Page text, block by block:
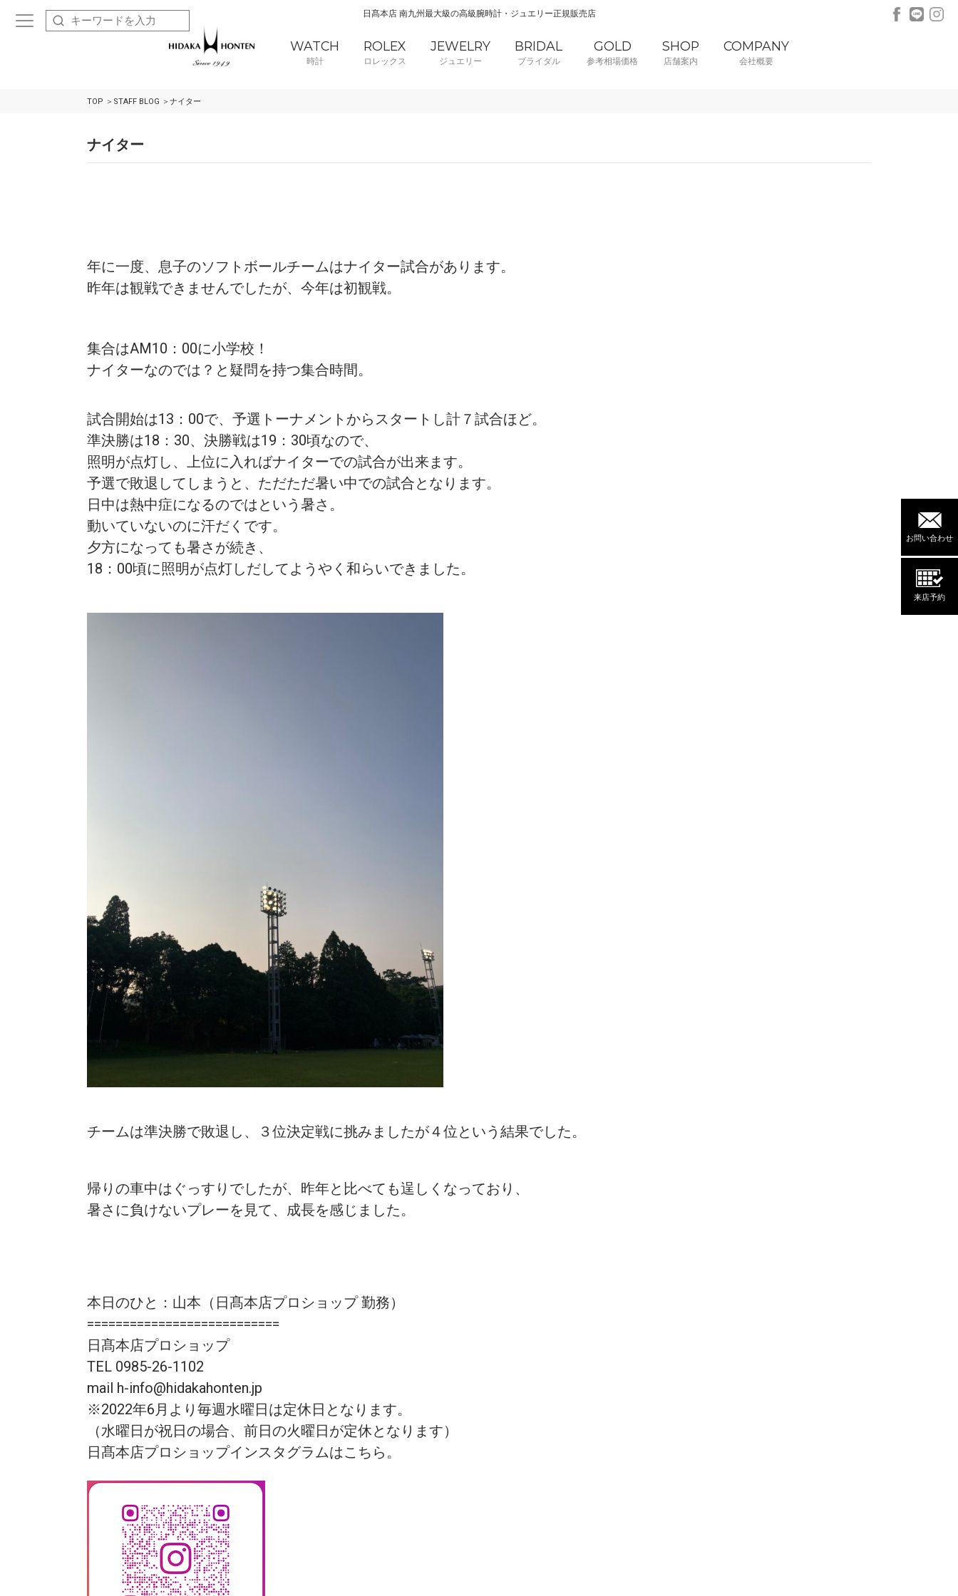
日髙本店 南九州最大級の高級腕時計・ジュエリー正規販売店
WATCH
時計
ROLEX
ロレックス
JEWELRY
ジュエリー
BRIDAL
ブライダル
GOLD
参考相場価格
SHOP
店舗案内
COMPANY
会社概要
お問い合わせ
来店予約
TOP STAFF BLOG ナイター
ナイター
年に一度、息子のソフトボールチームはナイター試合があります。
昨年は観戦できませんでしたが、今年は初観戦。
集合はAM10：00に小学校！
ナイターなのでは？と疑問を持つ集合時間。
試合開始は13：00で、予選トーナメントからスタートし計７試合ほど。
準決勝は18：30、決勝戦は19：30頃なので、
照明が点灯し、上位に入ればナイターでの試合が出来ます。
予選で敗退してしまうと、ただただ暑い中での試合となります。
日中は熱中症になるのではという暑さ。
動いていないのに汗だくです。
夕方になっても暑さが続き、
18：00頃に照明が点灯しだしてようやく和らいできました。
チームは準決勝で敗退し、３位決定戦に挑みましたが４位という結果でした。
帰りの車中はぐっすりでしたが、昨年と比べても逞しくなっており、
暑さに負けないプレーを見て、成長を感じました。
本日のひと：山本（日髙本店プロショップ 勤務）
===========================
日髙本店プロショップ
TEL 0985-26-1102
mail h-info@hidakahonten.jp
※2022年6月より毎週水曜日は定休日となります。
（水曜日が祝日の場合、前日の火曜日が定休となります）
日髙本店プロショップインスタグラムはこちら。